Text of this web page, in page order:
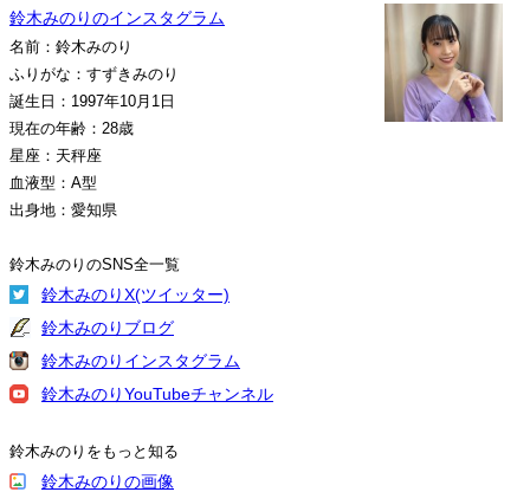
鈴木みのりのインスタグラム
名前：鈴木みのり
ふりがな：すずきみのり
誕生日：1997年10月1日
現在の年齢：28歳
星座：天秤座
血液型：A型
出身地：愛知県
鈴木みのりのSNS全一覧
鈴木みのりX(ツイッター)
鈴木みのりブログ
鈴木みのりインスタグラム
鈴木みのりYouTubeチャンネル
鈴木みのりをもっと知る
鈴木みのりの画像